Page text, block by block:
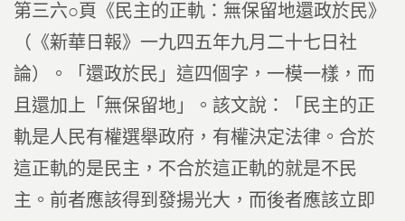
第三六○頁《民主的正軌：無保留地還政於民》
（《新華日報》一九四五年九月二十七日社
論）。「還政於民」這四個字，一模一樣，而
且還加上「無保留地」。該文說：「民主的正
軌是人民有權選舉政府，有權決定法律。合於
這正軌的是民主，不合於這正軌的就是不民
主。前者應該得到發揚光大，而後者應該立即